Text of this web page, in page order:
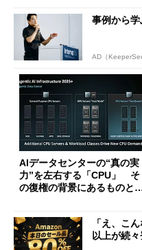
事例から学
AD（
AIデータセンターの“真の実
力”を左右する「CPU」 そ
の復権の背景にあるものと
「え、こ
以上が続